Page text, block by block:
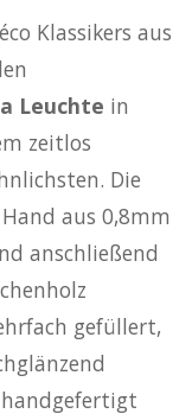
Klassikers aus
Leuchte in
zeitlos
Die
aus 0,8mm
anschließend
gefüllert,